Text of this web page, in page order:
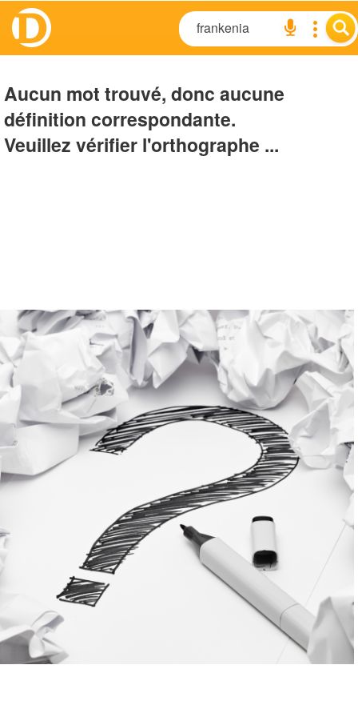
Aucun mot trouvé, donc aucune
définition correspondante.
Veuillez vérifier l'orthographe ...